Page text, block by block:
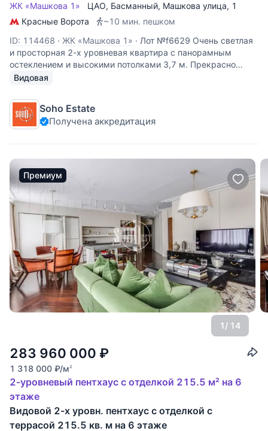
ЖК «Машкова 1» ЦАО, Басманный, Машкова улица, 1
Красные Ворота
~10 мин. пешком
ID: 114468 · ЖК «Машкова 1» · Лот №f6629 Очень светлая
и просторная 2-х уровневая квартира с панорамным
остеклением и высокими потолками 3,7 м. Прекрасно
спланирована: 1 уровень: гостиная с угловым панорамным
спальни с с/у; 2
Видовая
Soho Estate
Получена аккредитация
Премиум
1/ 14
283 960 000 ₽
1 318 000 ₽/м2
2-уровневый пентхаус с отделкой 215.5 м² на 6
этаже
Видовой 2-х уровн. пентхаус с отделкой с
террасой 215.5 кв. м на 6 этаже